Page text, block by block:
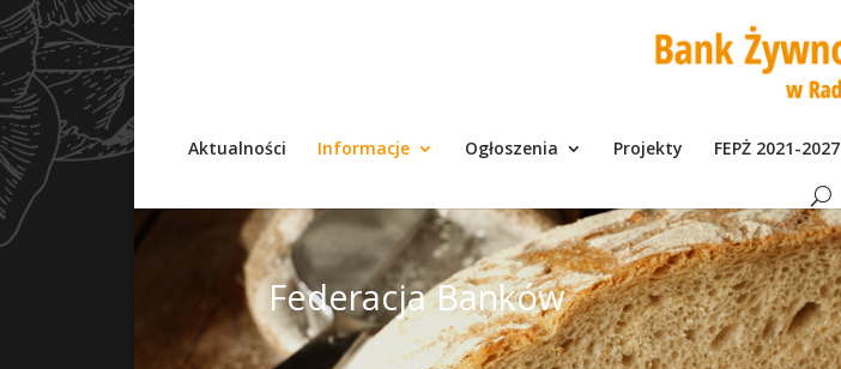
Aktualności Informacje Ogłoszenia Projekty FEPŻ 2021-2027
Federacja Banków